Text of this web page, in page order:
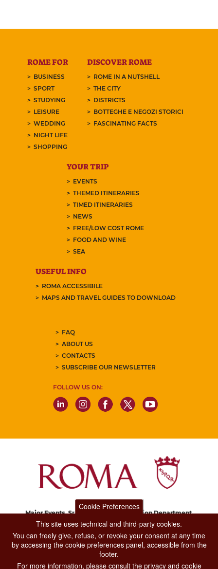
ROME FOR
BUSINESS
SPORT
STUDYING
LEISURE
WEDDING
NIGHT LIFE
SHOPPING
DISCOVER ROME
ROME IN A NUTSHELL
THE CITY
DISTRICTS
BOTTEGHE E NEGOZI STORICI
FASCINATING FACTS
YOUR TRIP
EVENTS
THEMED ITINERARIES
TIMED ITINERARIES
NEWS
FREE/LOW COST ROME
FOOD AND WINE
SEA
USEFUL INFO
ROMA ACCESSIBILE
MAPS AND TRAVEL GUIDES TO DOWNLOAD
FAQ
ABOUT US
CONTACTS
SUBSCRIBE OUR NEWSLETTER
FOLLOW US ON:
Major Events, Sport, Tourism and Fashion Department.
Via di San Basilio, 51
CONTACT CENTER TEL. 06 06 08
Cookie Preferences
This site uses technical and third-party cookies.
You can freely give, refuse, or revoke your consent at any time
by accessing the cookie preferences panel, accessible from the
footer.
For more information, please consult the privacy and cookie